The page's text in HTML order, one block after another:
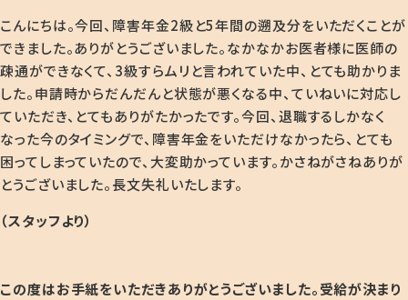
こんにちは。今回、障害年金2級と5年間の遡及分をいただくことが
できました。ありがとうございました。なかなかお医者様に医師の
疎通ができなくて、 3級すらムリと言われていた中、とても助かりま
した。申請時からだんだんと状態が悪くなる中、ていねいに対応し
ていただき、とてもありがたかったです。今回、退職するしかなく
なった今のタイミングで、障害年金をいただけなかったら、とても
困ってしまっていたので、大変助かっています。かさねがさねありが
とうございました。長文失礼いたします。
（スタッフより）
この度はお手紙をいただきありがとうございました。受給が決まり